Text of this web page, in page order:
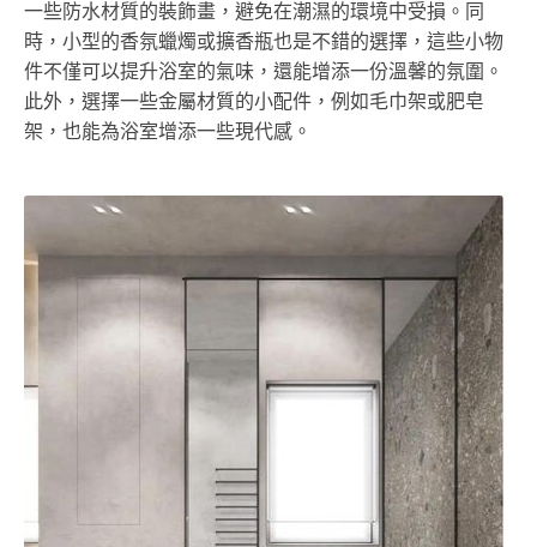
一些防水材質的裝飾畫，避免在潮濕的環境中受損。同
時，小型的香氛蠟燭或擴香瓶也是不錯的選擇，這些小物
件不僅可以提升浴室的氣味，還能增添一份溫馨的氛圍。
此外，選擇一些金屬材質的小配件，例如毛巾架或肥皂
架，也能為浴室增添一些現代感。